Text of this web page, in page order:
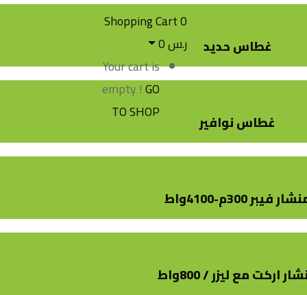
غطاس حديد
غطاس نوافير
فيبر 300م-4100واط
اركت مع ليزر / 800واط
0
Shopping Cart
ر.س0
Your cart is
empty !GO
TO SHOP